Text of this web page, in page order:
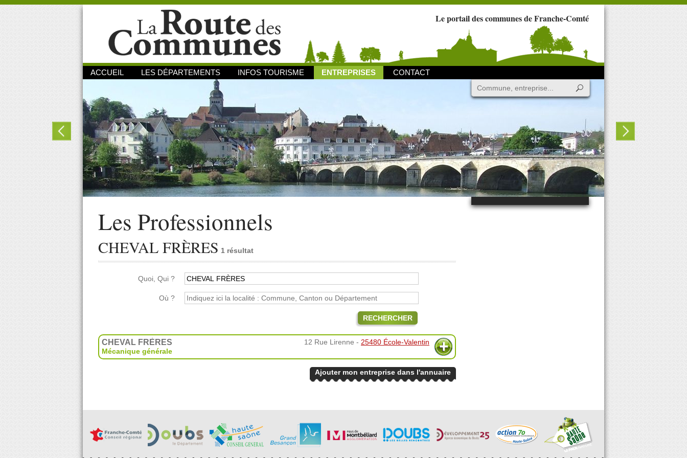
Le portail des communes de Franche-Comté
ACCUEIL LES DÉPARTEMENTS INFOS TOURISME ENTREPRISES CONTACT
Les Professionnels
CHEVAL FRÈRES 1 résultat
Quoi, Qui ?
Où ?
RECHERCHER
CHEVAL FRÈRES 12 Rue Lirenne - 25480 École-Valentin
Mécanique générale
Ajouter mon entreprise dans l'annuaire